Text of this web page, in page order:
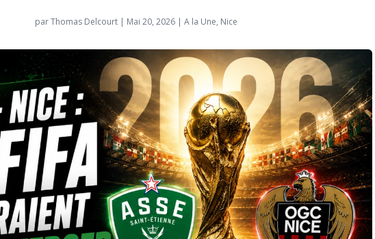
parThomas Delcourt | Mai 20, 2026 | A la Une, Nice